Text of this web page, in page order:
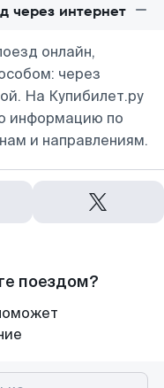
через интернет
онлайн,
через
На Купибилет.ру
информацию по
и направлениям.
поездом?